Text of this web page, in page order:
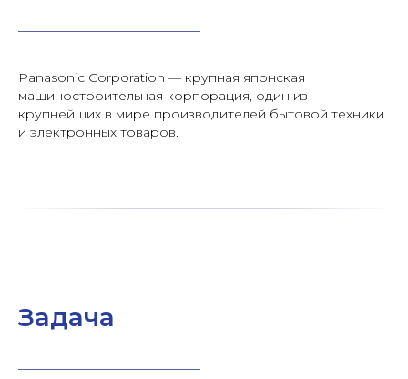
Panasonic Corporation — крупная японская
машиностроительная корпорация, один из
крупнейших в мире производителей бытовой техники
и электронных товаров.
Задача